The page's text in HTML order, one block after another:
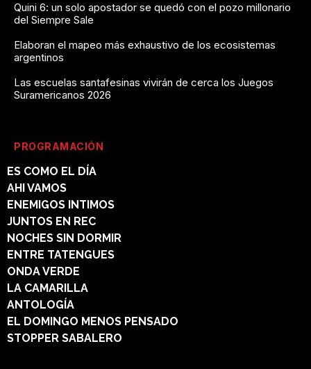
Quini 6: un solo apostador se quedó con el pozo millonario
del Siempre Sale
Elaboran el mapeo más exhaustivo de los ecosistemas
argentinos
Las escuelas santafesinas vivirán de cerca los Juegos
Suramericanos 2026
PROGRAMACIÓN
ES COMO EL DÍA
AHI VAMOS
ENEMIGOS INTIMOS
JUNTOS EN REC
NOCHES SIN DORMIR
ENTRE TATENGUES
ONDA VERDE
LA CAMARILLA
ANTOLOGÍA
EL DOMINGO MENOS PENSADO
STOPPER SABALERO